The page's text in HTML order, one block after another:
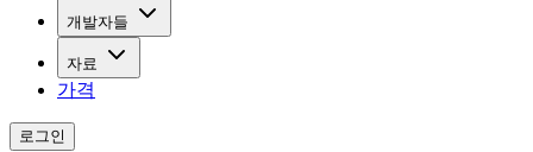
개발자들
자료
가격
로그인